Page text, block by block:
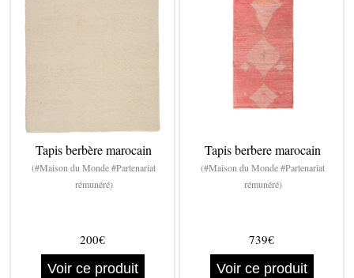
Tapis berbère marocain
(#Maison du Monde #Partenariat
rémunéré)
200€
Voir ce produit
Tapis berbere marocain
(#Maison du Monde #Partenariat
rémunéré)
739€
Voir ce produit